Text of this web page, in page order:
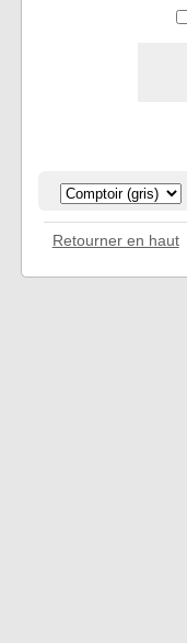
Retourner en haut